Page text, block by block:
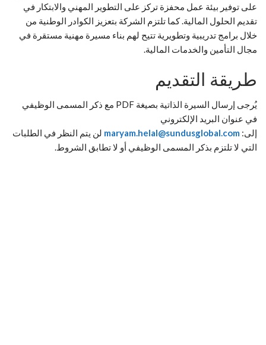
على توفير بيئة عمل محفزة تركز على التطوير المهني والابتكار في
تقديم الحلول المالية. كما تلتزم الشركة بتعزيز الكوادر الوطنية من
خلال برامج تدريبية وتطويرية تتيح لهم بناء مسيرة مهنية مستقرة في
مجال التأمين والخدمات المالية.
طريقة التقديم
يُرجى إرسال السيرة الذاتية بصيغة PDF مع ذكر المسمى الوظيفي
في عنوان البريد الإلكتروني
إلى: maryam.helal@sundusglobal.com لن يتم النظر في الطلبات
التي لا تلتزم بذكر المسمى الوظيفي أو لا تطابق الشروط.